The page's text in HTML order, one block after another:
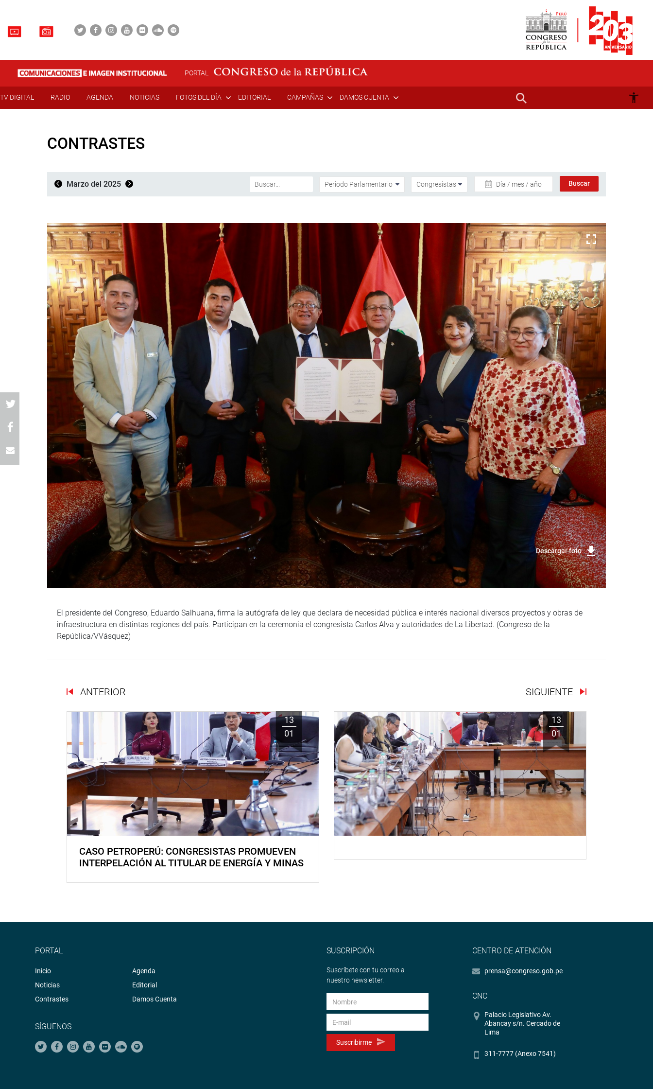
PORTAL
TV DIGITAL RADIO AGENDA NOTICIAS FOTOS DEL DÍA EDITORIAL CAMPAÑAS DAMOS CUENTA
CONTRASTES
Marzo del 2025 Día / mes / año
Descargar foto
El presidente del Congreso, Eduardo Salhuana, firma la autógrafa de ley que declara de necesidad pública e interés nacional diversos proyectos y obras de
infraestructura en distintas regiones del país. Participan en la ceremonia el congresista Carlos Alva y autoridades de La Libertad. (Congreso de la
República/VVásquez)
ANTERIOR SIGUIENTE
13
01
CASO PETROPERÚ: CONGRESISTAS PROMUEVEN
INTERPELACIÓN AL TITULAR DE ENERGÍA Y MINAS
13
01
PORTAL
Inicio
Noticias
Contrastes
Agenda
Editorial
Damos Cuenta
SÍGUENOS
SUSCRIPCIÓN
Suscríbete con tu correo a
nuestro newsletter.
Suscribirme
CENTRO DE ATENCIÓN
prensa@congreso.gob.pe
CNC
Palacio Legislativo Av.
Abancay s/n. Cercado de
Lima
311-7777 (Anexo 7541)